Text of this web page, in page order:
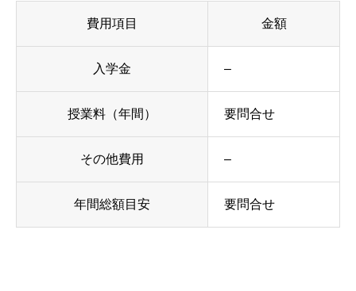
費用項目 金額
入学金 –
授業料（年間） 要問合せ
その他費用 –
年間総額目安 要問合せ